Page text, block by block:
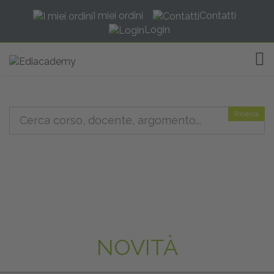
I miei ordini
Contatti
Login
Ricerca
NOVITÀ